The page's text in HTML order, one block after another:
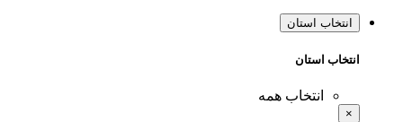
انتخاب استان
انتخاب استان
انتخاب همه
×